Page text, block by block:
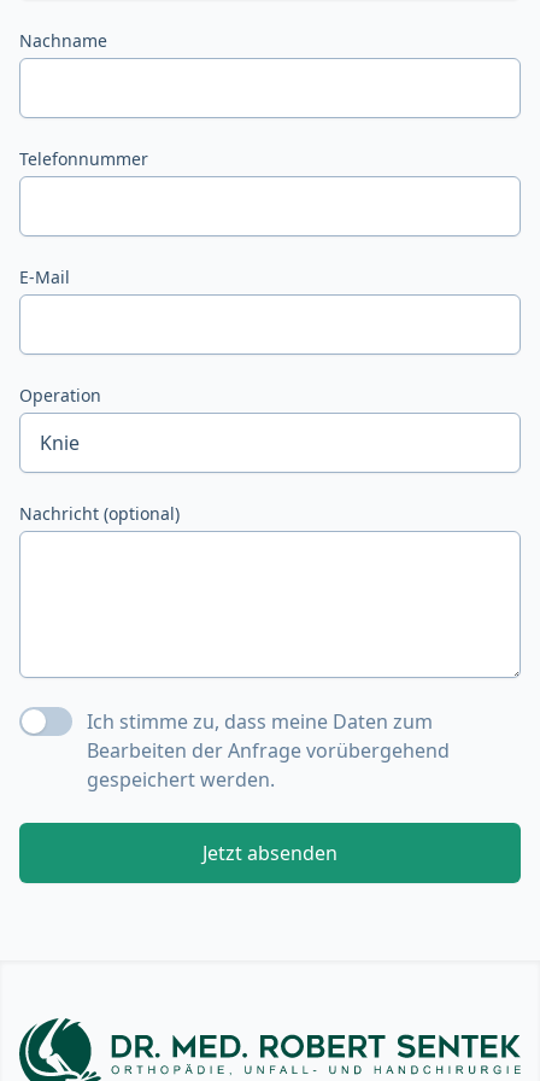
Nachname
Telefonnummer
E-Mail
Operation
Nachricht (optional)
Ich stimme zu, dass meine Daten zum
Bearbeiten der Anfrage vorübergehend
gespeichert werden.
Jetzt absenden